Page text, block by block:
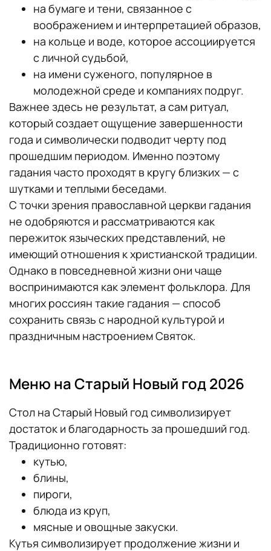
на бумаге и тени, связанное с
воображением и интерпретацией образов,
на кольце и воде, которое ассоциируется
с личной судьбой,
на имени суженого, популярное в
молодежной среде и компаниях подруг.
Важнее здесь не результат, а сам ритуал,
который создает ощущение завершенности
года и символически подводит черту под
прошедшим периодом. Именно поэтому
гадания часто проходят в кругу близких — с
шутками и теплыми беседами.
С точки зрения православной церкви гадания
не одобряются и рассматриваются как
пережиток языческих представлений, не
имеющий отношения к христианской традиции.
Однако в повседневной жизни они чаще
воспринимаются как элемент фольклора. Для
многих россиян такие гадания — способ
сохранить связь с народной культурой и
праздничным настроением Святок.
Меню на Старый Новый год 2026
Стол на Старый Новый год символизирует
достаток и благодарность за прошедший год.
Традиционно готовят:
кутью,
блины,
пироги,
блюда из круп,
мясные и овощные закуски.
Кутья символизирует продолжение жизни и